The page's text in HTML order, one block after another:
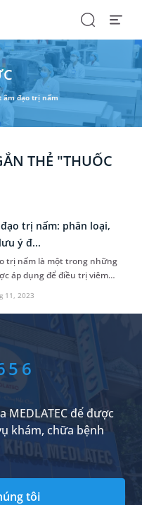
SearchOpen
âm đạo trị nấm
THẺ "THUỐC
11, 2023
trị nấm: phân loại,
ý đ...
trị nấm là một trong những
áp dụng để điều trị viêm
nấm hiện nay. Biện pháp này
lợi, dễ thực hiện lại đem lại
quan trong việc cải thiện và
Vậy thuốc đặ...
MEDLATEC để được
khám, chữa bệnh
tôi